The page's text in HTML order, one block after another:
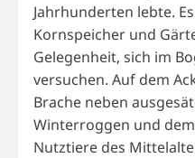
Jahrhunderten lebte.
Kornspeicher und
Gelegenheit, sich im
versuchen. Auf dem
Brache neben
Winterroggen und
Nutztiere des